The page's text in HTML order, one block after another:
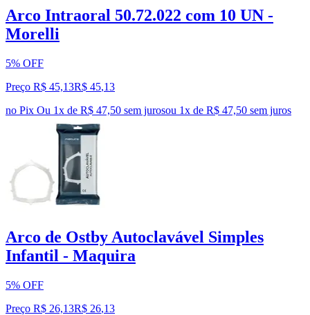
Arco Intraoral 50.72.022 com 10 UN -
Morelli
5% OFF
Preço R$ 45,13R$ 45,13
no Pix Ou 1x de R$ 47,50 sem jurosou 1x de R$ 47,50 sem juros
Arco de Ostby Autoclavável Simples
Infantil - Maquira
5% OFF
Preço R$ 26,13R$ 26,13